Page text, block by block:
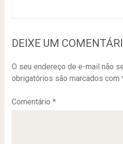
DEIXE UM
O seu endereço de e-mail não
obrigatórios são marcados com
Comentário *